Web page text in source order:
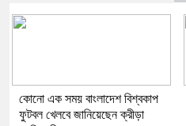
কোনো এক সময় বাংলাদেশ বিশ্বকাপ
ফুটবল খেলবে জানিয়েছেন ক্রীড়া